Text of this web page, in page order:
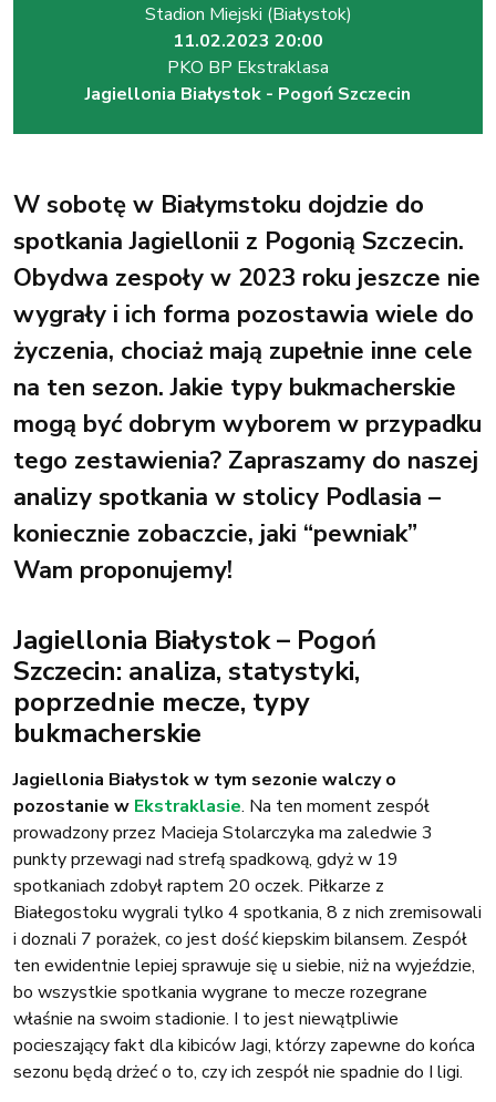
Stadion Miejski (Białystok)
11.02.2023 20:00
PKO BP Ekstraklasa
Jagiellonia Białystok - Pogoń Szczecin
W sobotę w Białymstoku dojdzie do
spotkania Jagiellonii z Pogonią Szczecin.
Obydwa zespoły w 2023 roku jeszcze nie
wygrały i ich forma pozostawia wiele do
życzenia, chociaż mają zupełnie inne cele
na ten sezon. Jakie typy bukmacherskie
mogą być dobrym wyborem w przypadku
tego zestawienia? Zapraszamy do naszej
analizy spotkania w stolicy Podlasia –
koniecznie zobaczcie, jaki “pewniak”
Wam proponujemy!
Jagiellonia Białystok – Pogoń
Szczecin: analiza, statystyki,
poprzednie mecze, typy
bukmacherskie
Jagiellonia Białystok w tym sezonie walczy o
pozostanie w Ekstraklasie. Na ten moment zespół
prowadzony przez Macieja Stolarczyka ma zaledwie 3
punkty przewagi nad strefą spadkową, gdyż w 19
spotkaniach zdobył raptem 20 oczek. Piłkarze z
Białegostoku wygrali tylko 4 spotkania, 8 z nich zremisowali
i doznali 7 porażek, co jest dość kiepskim bilansem. Zespół
ten ewidentnie lepiej sprawuje się u siebie, niż na wyjeździe,
bo wszystkie spotkania wygrane to mecze rozegrane
właśnie na swoim stadionie. I to jest niewątpliwie
pocieszający fakt dla kibiców Jagi, którzy zapewne do końca
sezonu będą drżeć o to, czy ich zespół nie spadnie do I ligi.